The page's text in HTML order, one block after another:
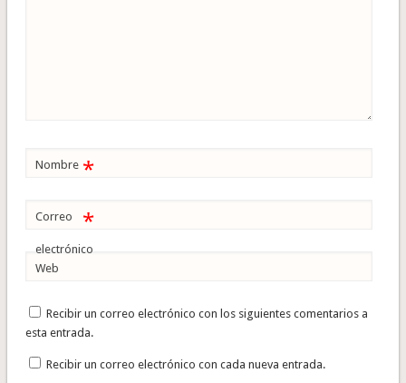
Nombre *
Correo
electrónico
*
Web
Recibir un correo electrónico con los siguientes comentarios a
esta entrada.
Recibir un correo electrónico con cada nueva entrada.